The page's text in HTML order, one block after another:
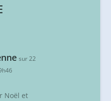
sur 22
Noël et